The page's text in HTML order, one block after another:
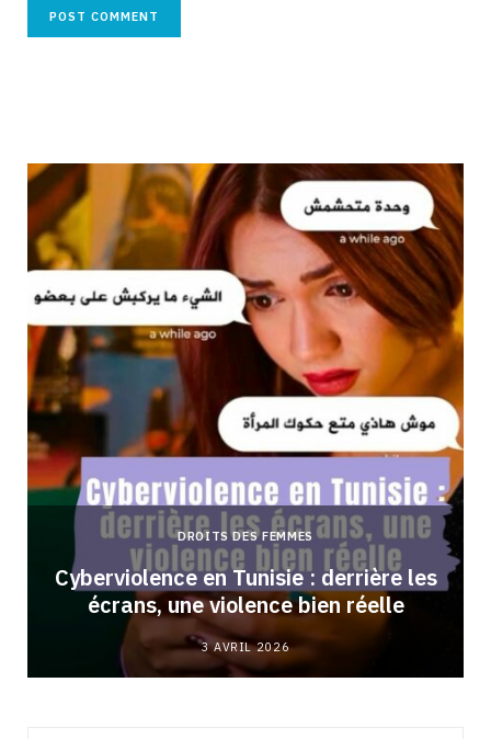
DROITS DES FEMMES
Cyberviolence en Tunisie : derrière les
écrans, une violence bien réelle
3 AVRIL 2026